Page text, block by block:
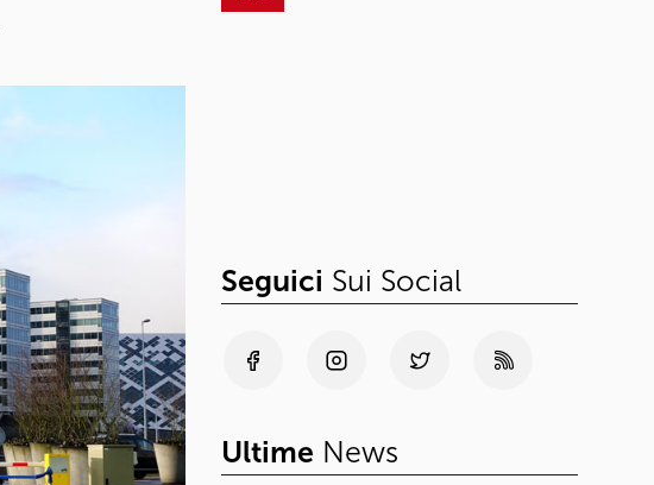
Seguici Sui Social
Ultime News